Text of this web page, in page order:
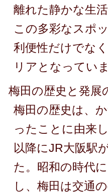
離れた静かな生
この多彩なスポ
利便性だけでな
リアとなっていま
梅田の歴史と発展
梅田の歴史は、
ったことに由来
以降にJR大阪駅
た。昭和の時代
し、梅田は交通